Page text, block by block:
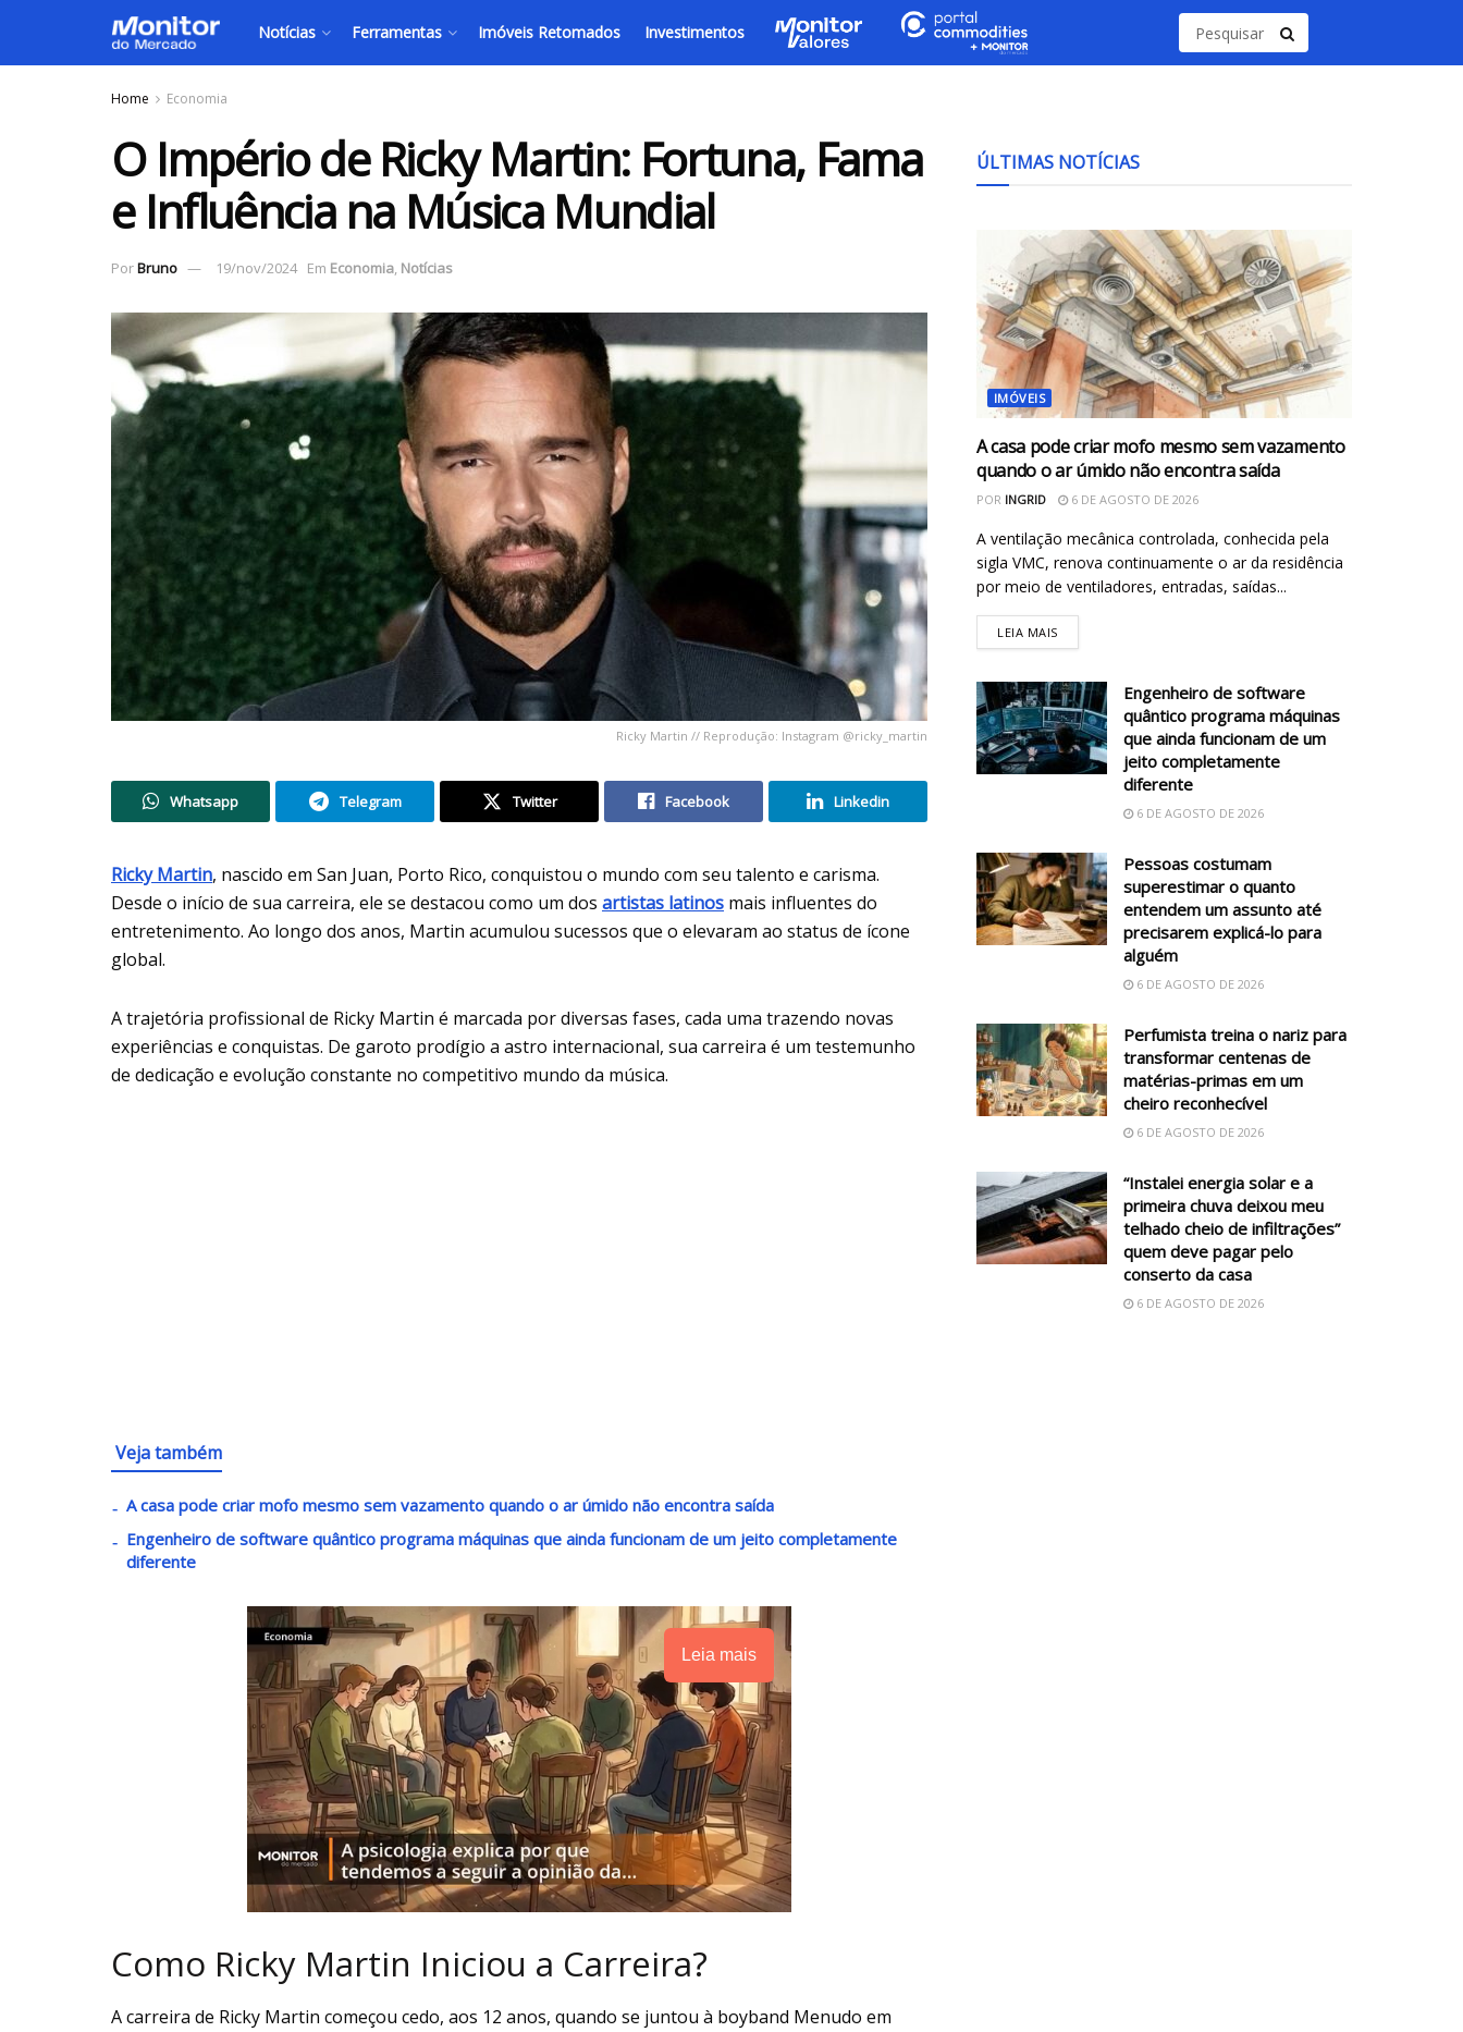
Notícias Ferramentas Imóveis Retomados Investimentos
Home Economia
O Império de Ricky Martin: Fortuna, Fama
e Influência na Música Mundial
PorBruno 19/nov/2024 Em Economia, Notícias
Ricky Martin // Reprodução: Instagram @ricky_martin
Whatsapp Telegram Twitter Facebook Linkedin
Ricky Martin, nascido em San Juan, Porto Rico, conquistou o mundo com seu talento e carisma.
Desde o início de sua carreira, ele se destacou como um dos artistas latinos mais influentes do
entretenimento. Ao longo dos anos, Martin acumulou sucessos que o elevaram ao status de ícone
global.
A trajetória profissional de Ricky Martin é marcada por diversas fases, cada uma trazendo novas
experiências e conquistas. De garoto prodígio a astro internacional, sua carreira é um testemunho
de dedicação e evolução constante no competitivo mundo da música.
Veja também
A casa pode criar mofo mesmo sem vazamento quando o ar úmido não encontra saída
Engenheiro de software quântico programa máquinas que ainda funcionam de um jeito completamente
diferente
Leia mais
Como Ricky Martin Iniciou a Carreira?
A carreira de Ricky Martin começou cedo, aos 12 anos, quando se juntou à boyband Menudo em
ÚLTIMAS NOTÍCIAS
IMÓVEIS
A casa pode criar mofo mesmo sem vazamento
quando o ar úmido não encontra saída
POR INGRID 6 DE AGOSTO DE 2026
A ventilação mecânica controlada, conhecida pela
sigla VMC, renova continuamente o ar da residência
por meio de ventiladores, entradas, saídas...
LEIA MAIS
Engenheiro de software
quântico programa máquinas
que ainda funcionam de um
jeito completamente
diferente
6 DE AGOSTO DE 2026
Pessoas costumam
superestimar o quanto
entendem um assunto até
precisarem explicá-lo para
alguém
6 DE AGOSTO DE 2026
Perfumista treina o nariz para
transformar centenas de
matérias-primas em um
cheiro reconhecível
6 DE AGOSTO DE 2026
“Instalei energia solar e a
primeira chuva deixou meu
telhado cheio de infiltrações”
quem deve pagar pelo
conserto da casa
6 DE AGOSTO DE 2026